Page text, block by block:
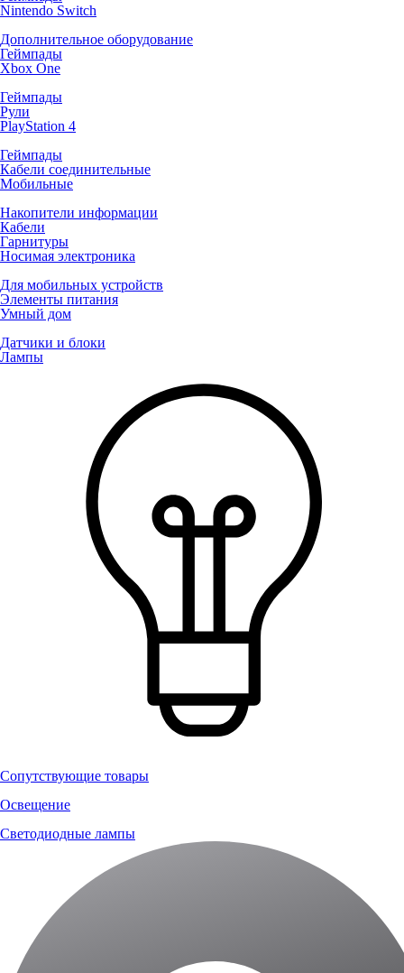
Nintendo Switch
Дополнительное оборудование
Геймпады
Xbox One
Геймпады
Рули
PlayStation 4
Геймпады
Кабели соединительные
Мобильные
Накопители информации
Кабели
Гарнитуры
Носимая электроника
Для мобильных устройств
Элементы питания
Умный дом
Датчики и блоки
Лампы
Сопутствующие товары
Освещение
Светодиодные лампы